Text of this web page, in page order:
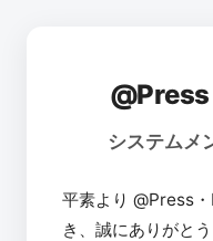
システムメ
平素より @Press
き、誠にありがとう